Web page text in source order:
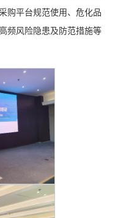
购平台规范使用、危化品
频风险隐患及防范措施等